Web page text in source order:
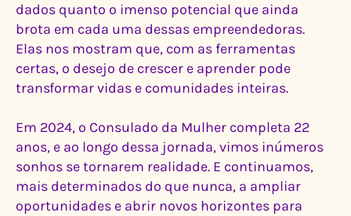
dados quanto o imenso potencial que ainda
brota em cada uma dessas empreendedoras.
Elas nos mostram que, com as ferramentas
certas, o desejo de crescer e aprender pode
transformar vidas e comunidades inteiras.
Em 2024, o Consulado da Mulher completa 22
anos, e ao longo dessa jornada, vimos inúmeros
sonhos se tornarem realidade. E continuamos,
mais determinados do que nunca, a ampliar
oportunidades e abrir novos horizontes para